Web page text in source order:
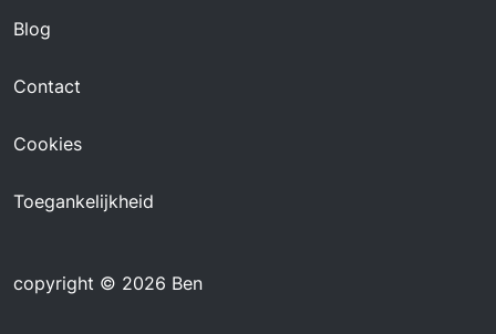
Blog
Contact
Cookies
Toegankelijkheid
copyright © 2026 Ben